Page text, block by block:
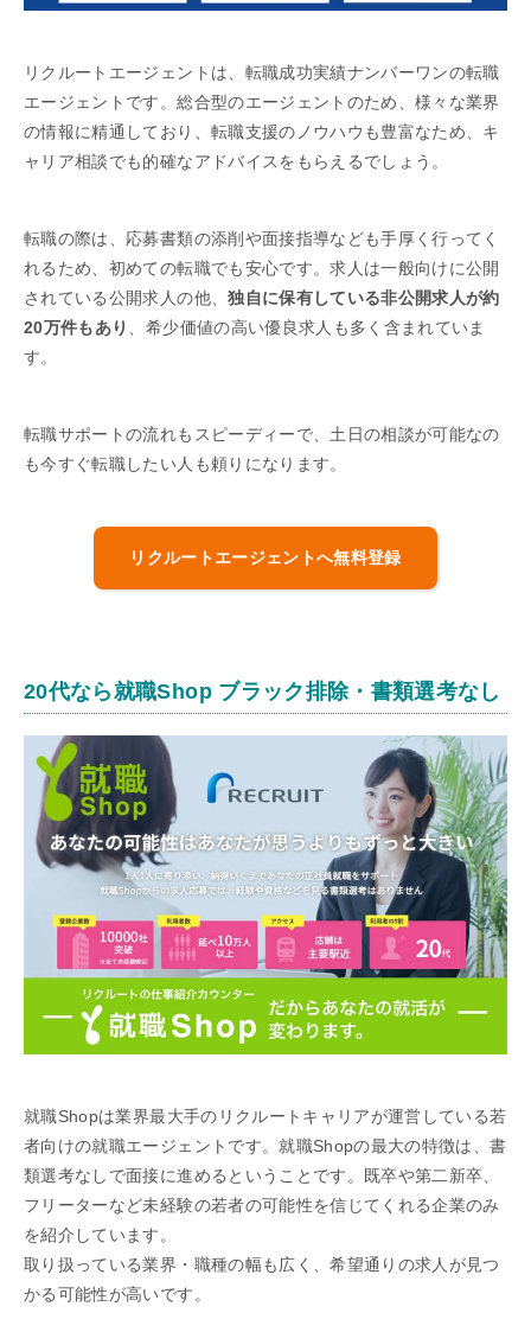
リクルートエージェントは、転職成功実績ナンバーワンの転職
エージェントです。総合型のエージェントのため、様々な業界
の情報に精通しており、転職支援のノウハウも豊富なため、キ
ャリア相談でも的確なアドバイスをもらえるでしょう。
転職の際は、応募書類の添削や面接指導なども手厚く行ってく
れるため、初めての転職でも安心です。求人は一般向けに公開
されている公開求人の他、独自に保有している非公開求人が約
20万件もあり
、希少価値の高い優良求人も多く含まれていま
す。
転職サポートの流れもスピーディーで、土日の相談が可能なの
も今すぐ転職したい人も頼りになります。
リクルートエージェントへ無料登録
20代なら就職Shop ブラック排除・書類選考なし
就職Shopは業界最大手のリクルートキャリアが運営している若
者向けの就職エージェントです。就職Shopの最大の特徴は、書
類選考なしで面接に進めるということです。既卒や第二新卒、
フリーターなど未経験の若者の可能性を信じてくれる企業のみ
を紹介しています。
取り扱っている業界・職種の幅も広く、希望通りの求人が見つ
かる可能性が高いです。